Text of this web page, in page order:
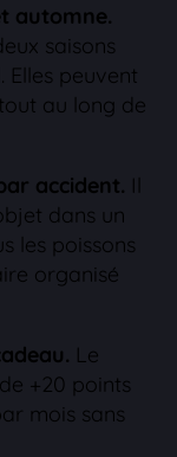
automne.
saisons
peuvent
au long de
accident. Il
dans un
les poissons
organisé
Le
+20 points
mois sans